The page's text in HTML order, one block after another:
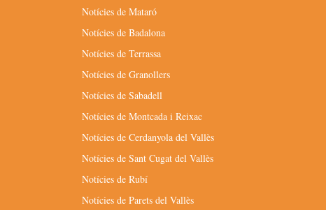
Notícies de Mataró
Notícies de Badalona
Notícies de Terrassa
Notícies de Granollers
Notícies de Sabadell
Notícies de Montcada i Reixac
Notícies de Cerdanyola del Vallès
Notícies de Sant Cugat del Vallès
Notícies de Rubí
Notícies de Parets del Vallès